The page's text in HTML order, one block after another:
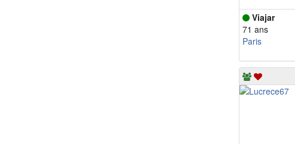
Viajar
71 ans
Paris